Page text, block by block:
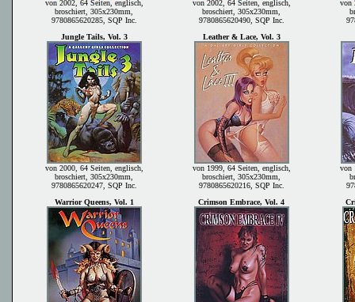
von 2002, 64 Seiten, englisch,
broschiert, 305x230mm,
9780865620285, SQP Inc.
von 2002, 64 Seiten, englisch,
broschiert, 305x230mm,
9780865620490, SQP Inc.
von
Jungle Tails, Vol. 3
Leather & Lace, Vol. 3
von 2000, 64 Seiten, englisch,
broschiert, 305x230mm,
9780865620247, SQP Inc.
von 1999, 64 Seiten, englisch,
broschiert, 305x230mm,
9780865620216, SQP Inc.
von
Warrior Queens, Vol. 1
Crimson Embrace, Vol. 4